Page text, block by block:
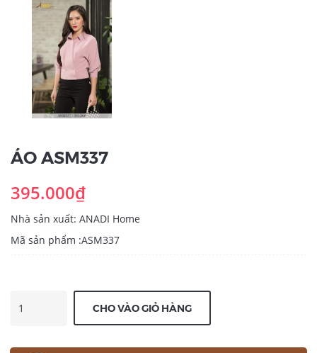
ÁO ASM337
395.000₫
Nhà sản xuất: ANADI Home
Mã sản phẩm :ASM337
CHO VÀO GIỎ HÀNG